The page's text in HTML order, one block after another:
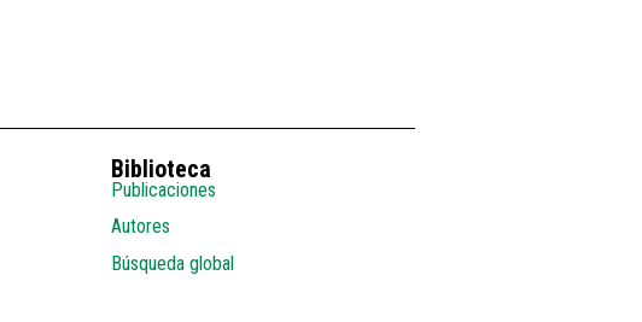
Biblioteca
Publicaciones
Autores
Búsqueda global